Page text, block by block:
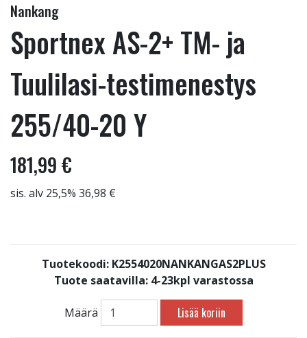
Nankang
Sportnex AS-2+ TM- ja
Tuulilasi-testimenestys
255/40-20 Y
181,99 €
sis. alv 25,5% 36,98 €
Tuotekoodi: K2554020NANKANGAS2PLUS
Tuote saatavilla: 4-23kpl varastossa
Määrä Lisää koriin